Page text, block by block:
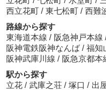
西立花町 / 東七松町 / 西難
路線から探す
東海道本線 / 阪急神戸本線
阪神電鉄阪神なんば / 福知
阪神武庫川線 / 阪急京都本
駅から探す
立花 / 武庫之荘 / 塚口 / 出